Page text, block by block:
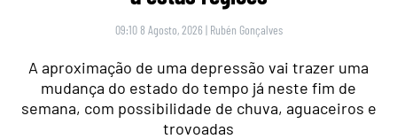
09:10 8 Agosto, 2026 | Rubén Gonçalves
A aproximação de uma depressão vai trazer uma
mudança do estado do tempo já neste fim de
semana, com possibilidade de chuva, aguaceiros e
trovoadas